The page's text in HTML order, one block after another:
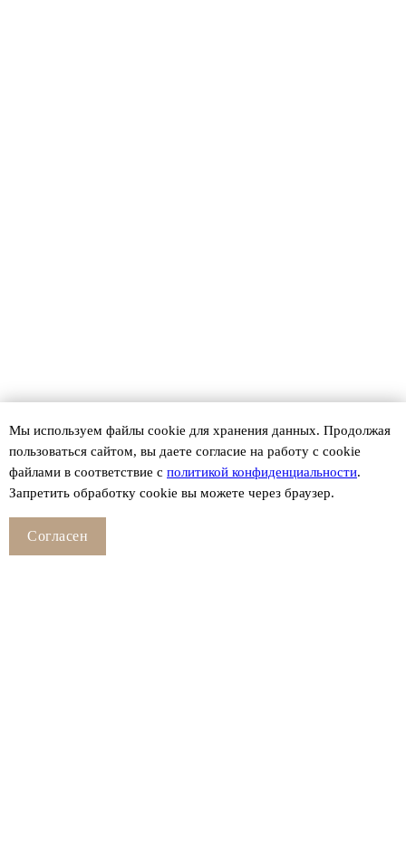
Мы используем файлы сookie для хранения данных. Продолжая
пользоваться сайтом, вы даете согласие на работу с cookie
файлами в соответствие с политикой конфиденциальности.
Запретить обработку cookie вы можете через браузер.
Согласен